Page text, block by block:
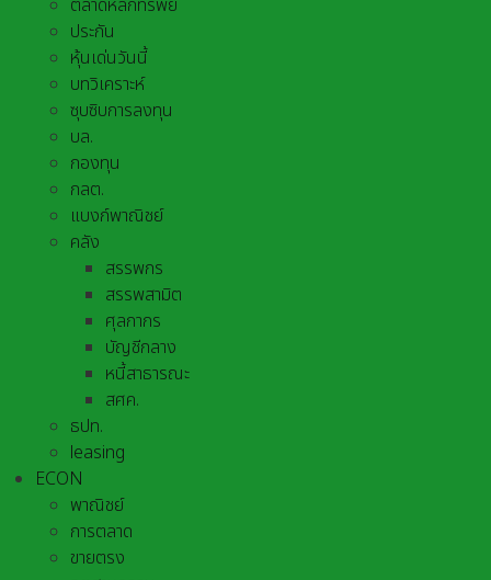
ตลาดหลักทรัพย์
ประกัน
หุ้นเด่นวันนี้
บทวิเคราะห์
ซุบซิบการลงทุน
บล.
กองทุน
กลต.
แบงก์พาณิชย์
คลัง
สรรพกร
สรรพสามิต
ศุลกากร
บัญชีกลาง
หนี้สาธารณะ
สศค.
ธปท.
leasing
ECON
พาณิชย์
การตลาด
ขายตรง